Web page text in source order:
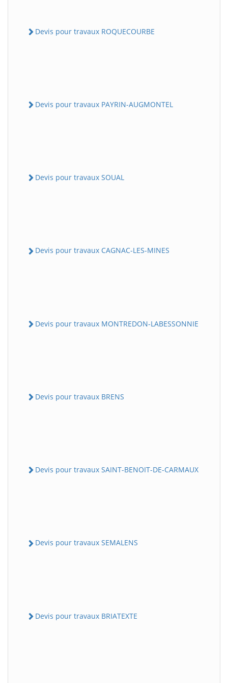
Devis pour travaux ROQUECOURBE
Devis pour travaux PAYRIN-AUGMONTEL
Devis pour travaux SOUAL
Devis pour travaux CAGNAC-LES-MINES
Devis pour travaux MONTREDON-LABESSONNIE
Devis pour travaux BRENS
Devis pour travaux SAINT-BENOIT-DE-CARMAUX
Devis pour travaux SEMALENS
Devis pour travaux BRIATEXTE